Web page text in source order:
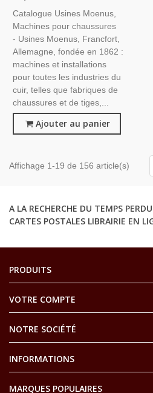
Outils Techniques
Catalogue Usines Moenus,
Machines pour chaussures
- Usines Moenus, Francfort,
Allemagne, fondée en 1862 :
machines et installations
pour toutes les industries du
cuir, telles que fabriques de
chaussures et de tiges,...
Ajouter au panier
Affichage 1-19 de 156 article(s)
A LA RECHERCHE DU TEMPS
CARTES POSTALES LIBRAIRIE EN
PRODUITS
VOTRE COMPTE
NOTRE SOCIÉTÉ
INFORMATIONS
MARQUES POPULAIRES